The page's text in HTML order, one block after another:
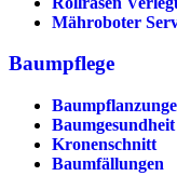
Mähroboter
Baumpflege
Baumgesundheit
Kronenschnitt
Baumfällungen